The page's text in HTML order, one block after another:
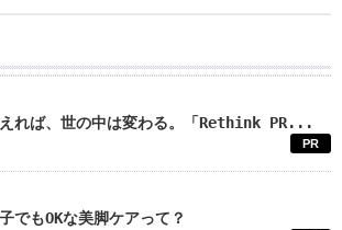
れば、世の中は変わる。「Rethink PR...
PR
でもOKな美脚ケアって？